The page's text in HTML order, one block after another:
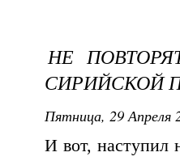
НЕ
СИРИЙСКОЙ
Пятница, 29 Апреля
И вот, наступил